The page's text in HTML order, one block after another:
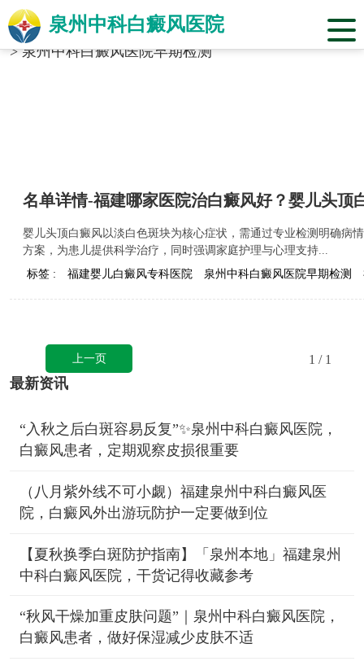
泉州中科白癜风医院
当前位置：福建省泉州市中科白癜风医院
标签合辑
>泉州中科白癜风医院早期检测
名单详情-福建哪家医院治白癜风好？婴儿头顶
婴儿头顶白癜风以淡白色斑块为核心症状，需通过专业检测明确病
方案，为患儿提供科学治疗，同时强调家庭护理与心理支持...
标签 :
福建婴儿白癜风专科医院 泉州中科白癜风医院早期检测
上一页 1 / 1
最新资讯
“入秋之后白斑容易反复”✨泉州中科白癜风医院，
白癜风患者，定期观察皮损很重要
（八月紫外线不可小觑）福建泉州中科白癜风医
院，白癜风外出游玩防护一定要做到位
【夏秋换季白斑防护指南】「泉州本地」福建泉州
中科白癜风医院，干货记得收藏参考
“秋风干燥加重皮肤问题”｜泉州中科白癜风医院，
白癜风患者，做好保湿减少皮肤不适